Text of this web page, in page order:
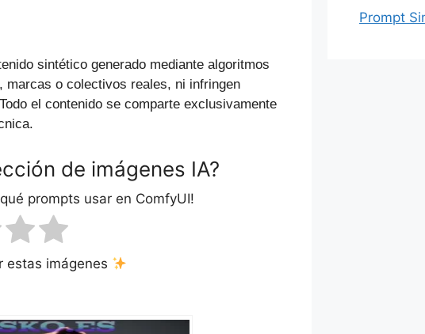
sintético generado mediante algoritmos
marcas o colectivos reales, ni infringen
el contenido se comparte exclusivamente
de imágenes IA?
prompts usar en ComfyUI!
estas imágenes
Prompt